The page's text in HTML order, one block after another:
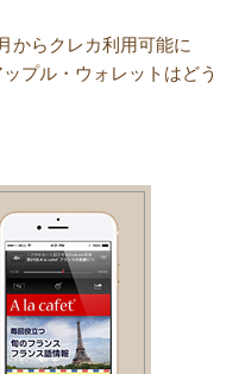
からクレカ利用可能に
プル・ウォレットはどう